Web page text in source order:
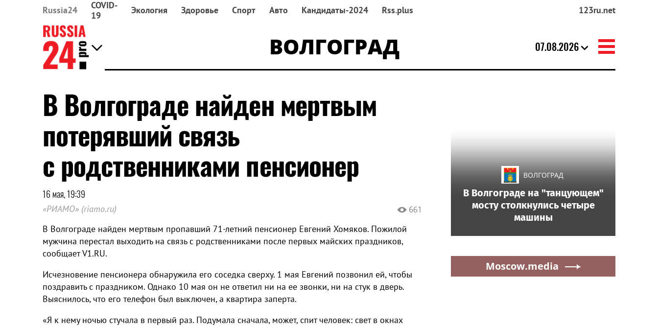
Russia24
COVID-
19
Экология Здоровье Спорт Авто Кандидаты-2024 Rss.plus 123ru.net
ВОЛГОГРАД 07.08.2026
В Волгограде найден мертвым
потерявший связь
с родственниками пенсионер
16 мая, 19:39
«РИАМО» (riamo.ru) 661
В Волгограде найден мертвым пропавший 71-летний пенсионер Евгений Хомяков. Пожилой
мужчина перестал выходить на связь с родственниками после первых майских праздников,
сообщает V1.RU.
Исчезновение пенсионера обнаружила его соседка сверху. 1 мая Евгений позвонил ей, чтобы
поздравить с праздником. Однако 10 мая он не ответил ни на ее звонки, ни на стук в дверь.
Выяснилось, что его телефон был выключен, а квартира заперта.
«Я к нему ночью стучала в первый раз. Подумала сначала, может, спит человек: свет в окнах
ВОЛГОГРАД
В Волгограде на "танцующем"
мосту столкнулись четыре
машины
Moscow.media